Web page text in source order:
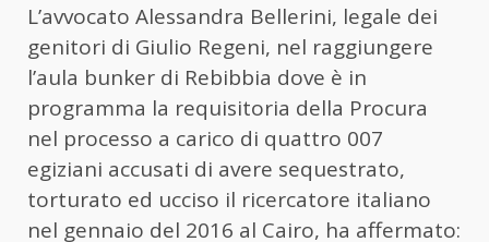
L’avvocato Alessandra Bellerini, legale dei
genitori di Giulio Regeni, nel raggiungere
l’aula bunker di Rebibbia dove è in
programma la requisitoria della Procura
nel processo a carico di quattro 007
egiziani accusati di avere sequestrato,
torturato ed ucciso il ricercatore italiano
nel gennaio del 2016 al Cairo, ha affermato: